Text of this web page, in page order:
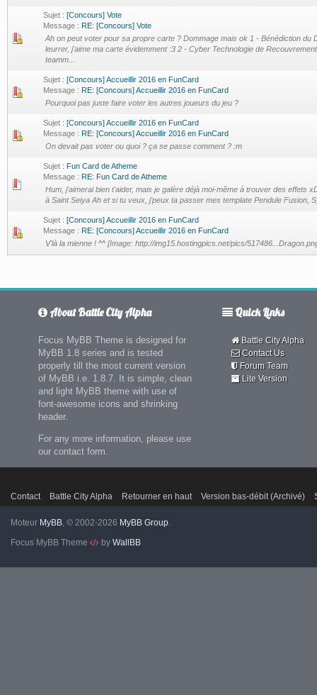
Sujet : [Concours] Vote
Message : RE: [Concours] Vote
Ah on peut voter pour sa propre carte ? Dommage mais ok 1 - Bénédiction du
leurrer, j'aime ma carte évidemment :3 2 - Cyber Technologie de
teamm...
Sujet : [Concours] Accueillir 2016 en FunCard
Message : RE: [Concours] Accueillir 2016 en FunCard
Pourquoi pas juste faire voter les autres joueurs du jeu ?
Sujet : [Concours] Accueillir 2016 en FunCard
Message : RE: [Concours] Accueillir 2016 en FunCard
On devait pas voter ou quoi ? ça se passe comment ? :m
Sujet : Fun Card de Atheme
Message : RE: Fun Card de Atheme
Hum, j'aimerai bien t'aider, mais je galère déjà moi-même à trouver des effets
à Saint Seiya Ah et si tu veux, j'peux ta passer mes template Pendule Fusion,
Sujet : [Concours] Accueillir 2016 en FunCard
Message : RE: [Concours] Accueillir 2016 en FunCard
V'là la mienne ! ^^ [Image: http://img15.hostingpics.net/pics/
About Battle City Alpha
Focus MyBB Theme is designed for
MyBB 1.8 series and is tested
properly till the most current version
of MyBB i.e. 1.8.7. It is simple, clean
and light MyBB theme with use of
font-awesome icons and shrinking
header.
For any more information, please use
our contact form.
Quick Links
Battle City Alpha
Contact Us
Forum Team
Lite Version
Contact Battle City Alpha Retourner en haut Version bas-débit (Archivé)
Moteur MyBB, © 2002-2026 MyBB Group.
Focus MyBB Theme
by WallBB